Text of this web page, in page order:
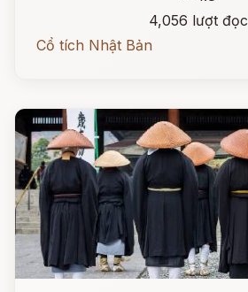
4,056 lượt đọc
Cổ tích Nhật Bản